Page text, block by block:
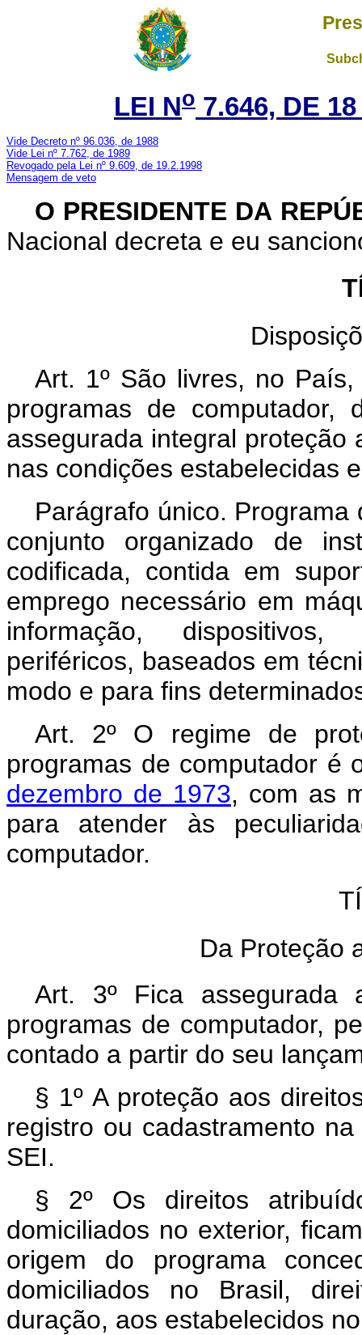
LEI No 7.646, DE
Vide Decreto nº 96.036, de 1988
Vide Lei nº 7.762, de 1989
Revogado pela Lei nº 9.609, de 19.2.1998
Mensagem de veto
O PRESIDENTE DA
Nacional decreta e eu
Art. 1º São livres, no
programas de computador,
assegurada integral proteção
nas condições estabelecidas
Parágrafo único.
conjunto organizado de
codificada, contida em
emprego necessário em
informação,
periféricos, baseados em
modo e para fins
Art. 2º O regime de
programas de computador é
dezembro de 1973, com as
para atender às
computador.
Da Proteção
Art. 3º Fica assegurada
programas de computador,
contado a partir do seu
§ 1º A proteção aos
registro ou cadastramento
SEI.
§ 2º Os direitos
domiciliados no exterior,
origem do programa
domiciliados no Brasil,
duração, aos estabelecidos